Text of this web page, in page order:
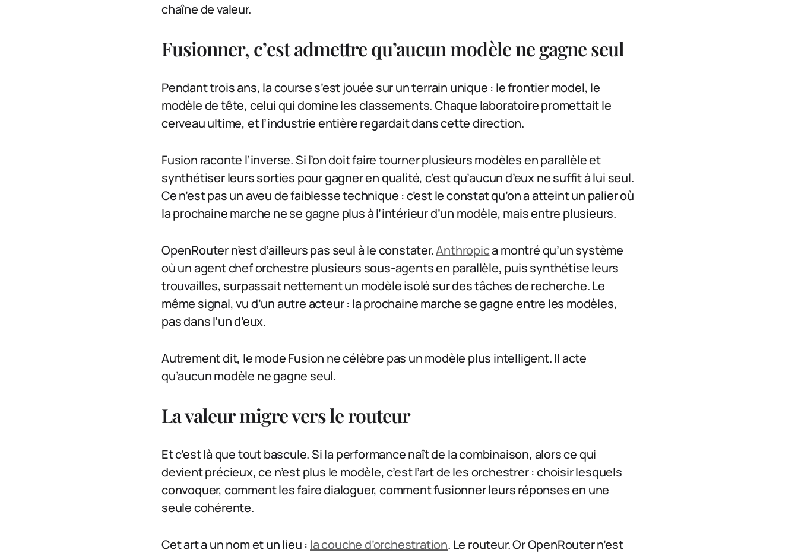
chaîne de valeur.
Fusionner, c’est admettre qu’aucun modèle ne gagne seul
Pendant trois ans, la course s’est jouée sur un terrain unique : le frontier model, le
modèle de tête, celui qui domine les classements. Chaque laboratoire promettait le
cerveau ultime, et l’industrie entière regardait dans cette direction.
Fusion raconte l’inverse. Si l’on doit faire tourner plusieurs modèles en parallèle et
synthétiser leurs sorties pour gagner en qualité, c’est qu’aucun d’eux ne suffit à lui seul.
Ce n’est pas un aveu de faiblesse technique : c’est le constat qu’on a atteint un palier où
la prochaine marche ne se gagne plus à l’intérieur d’un modèle, mais entre plusieurs.
OpenRouter n’est d’ailleurs pas seul à le constater.Anthropica montré qu’un système
où un agent chef orchestre plusieurs sous-agents en parallèle, puis synthétise leurs
trouvailles, surpassait nettement un modèle isolé sur des tâches de recherche. Le
même signal, vu d’un autre acteur : la prochaine marche se gagne entre les modèles,
pas dans l’un d’eux.
Autrement dit, le mode Fusion ne célèbre pas un modèle plus intelligent. Il acte
qu’aucun modèle ne gagne seul.
La valeur migre vers le routeur
Et c’est là que tout bascule. Si la performance naît de la combinaison, alors ce qui
devient précieux, ce n’est plus le modèle, c’est l’art de les orchestrer : choisir lesquels
convoquer, comment les faire dialoguer, comment fusionner leurs réponses en une
seule cohérente.
Cet art a un nom et un lieu : la couche d’orchestration. Le routeur. Or OpenRouter n’est